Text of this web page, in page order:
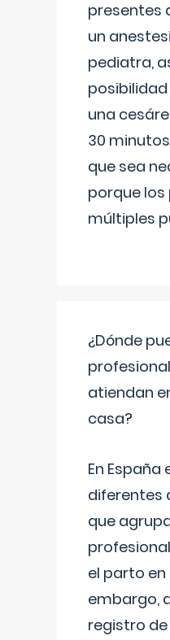
presentes
un
pediatra,
una
30
que sea
porque
múltiples
¿Dónde
atiendan
casa?
En España
diferentes
que
el parto en
embargo,
registro